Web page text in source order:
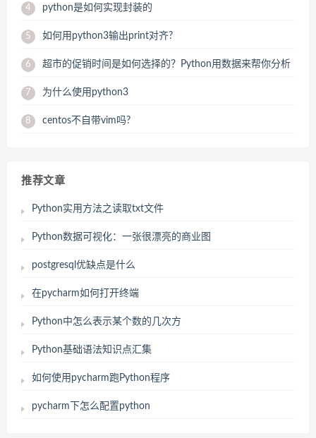
4 python是如何实现封装的
5 如何用python3输出print对齐?
6 超市的促销时间是如何选择的？Python用数据来帮你分析
7 为什么使用python3
8 centos不自带vim吗?
推荐文章
Python实用方法之读取txt文件
Python数据可视化：一张很漂亮的商业图
postgresql优缺点是什么
在pycharm如何打开终端
Python中怎么表示某个数的几次方
Python基础语法知识点汇集
如何使用pycharm跑Python程序
pycharm下怎么配置python